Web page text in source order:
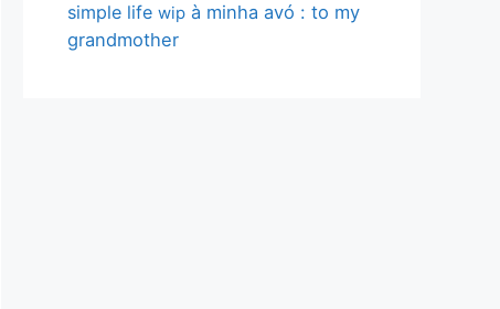
simple life wip à minha avó : to my
grandmother